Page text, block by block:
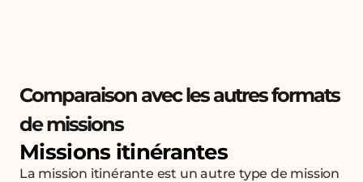
Comparaison avec les autres formats
de missions
Missions itinérantes
La mission itinérante est un autre type de mission